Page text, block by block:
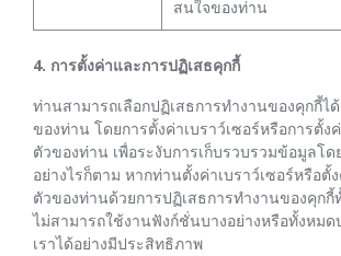
สนใจของท่าน
4. การตั้งค่าและการปฏิเสธคุกกี้
ท่านสามารถเลือกปฏิเสธการทำงานของคุกกี้ไ
ของท่าน โดยการตั้งค่าเบราว์เซอร์หรือการตั้ง
ตัวของท่าน เพื่อระงับการเก็บรวบรวมข้อมูลโ
อย่างไรก็ตาม หากท่านตั้งค่าเบราว์เซอร์หรือตั้
ตัวของท่านด้วยการปฏิเสธการทำงานของคุก
ไม่สามารถใช้งานฟังก์ชั่นบางอย่างหรือทั้งหมด
เราได้อย่างมีประสิทธิภาพ